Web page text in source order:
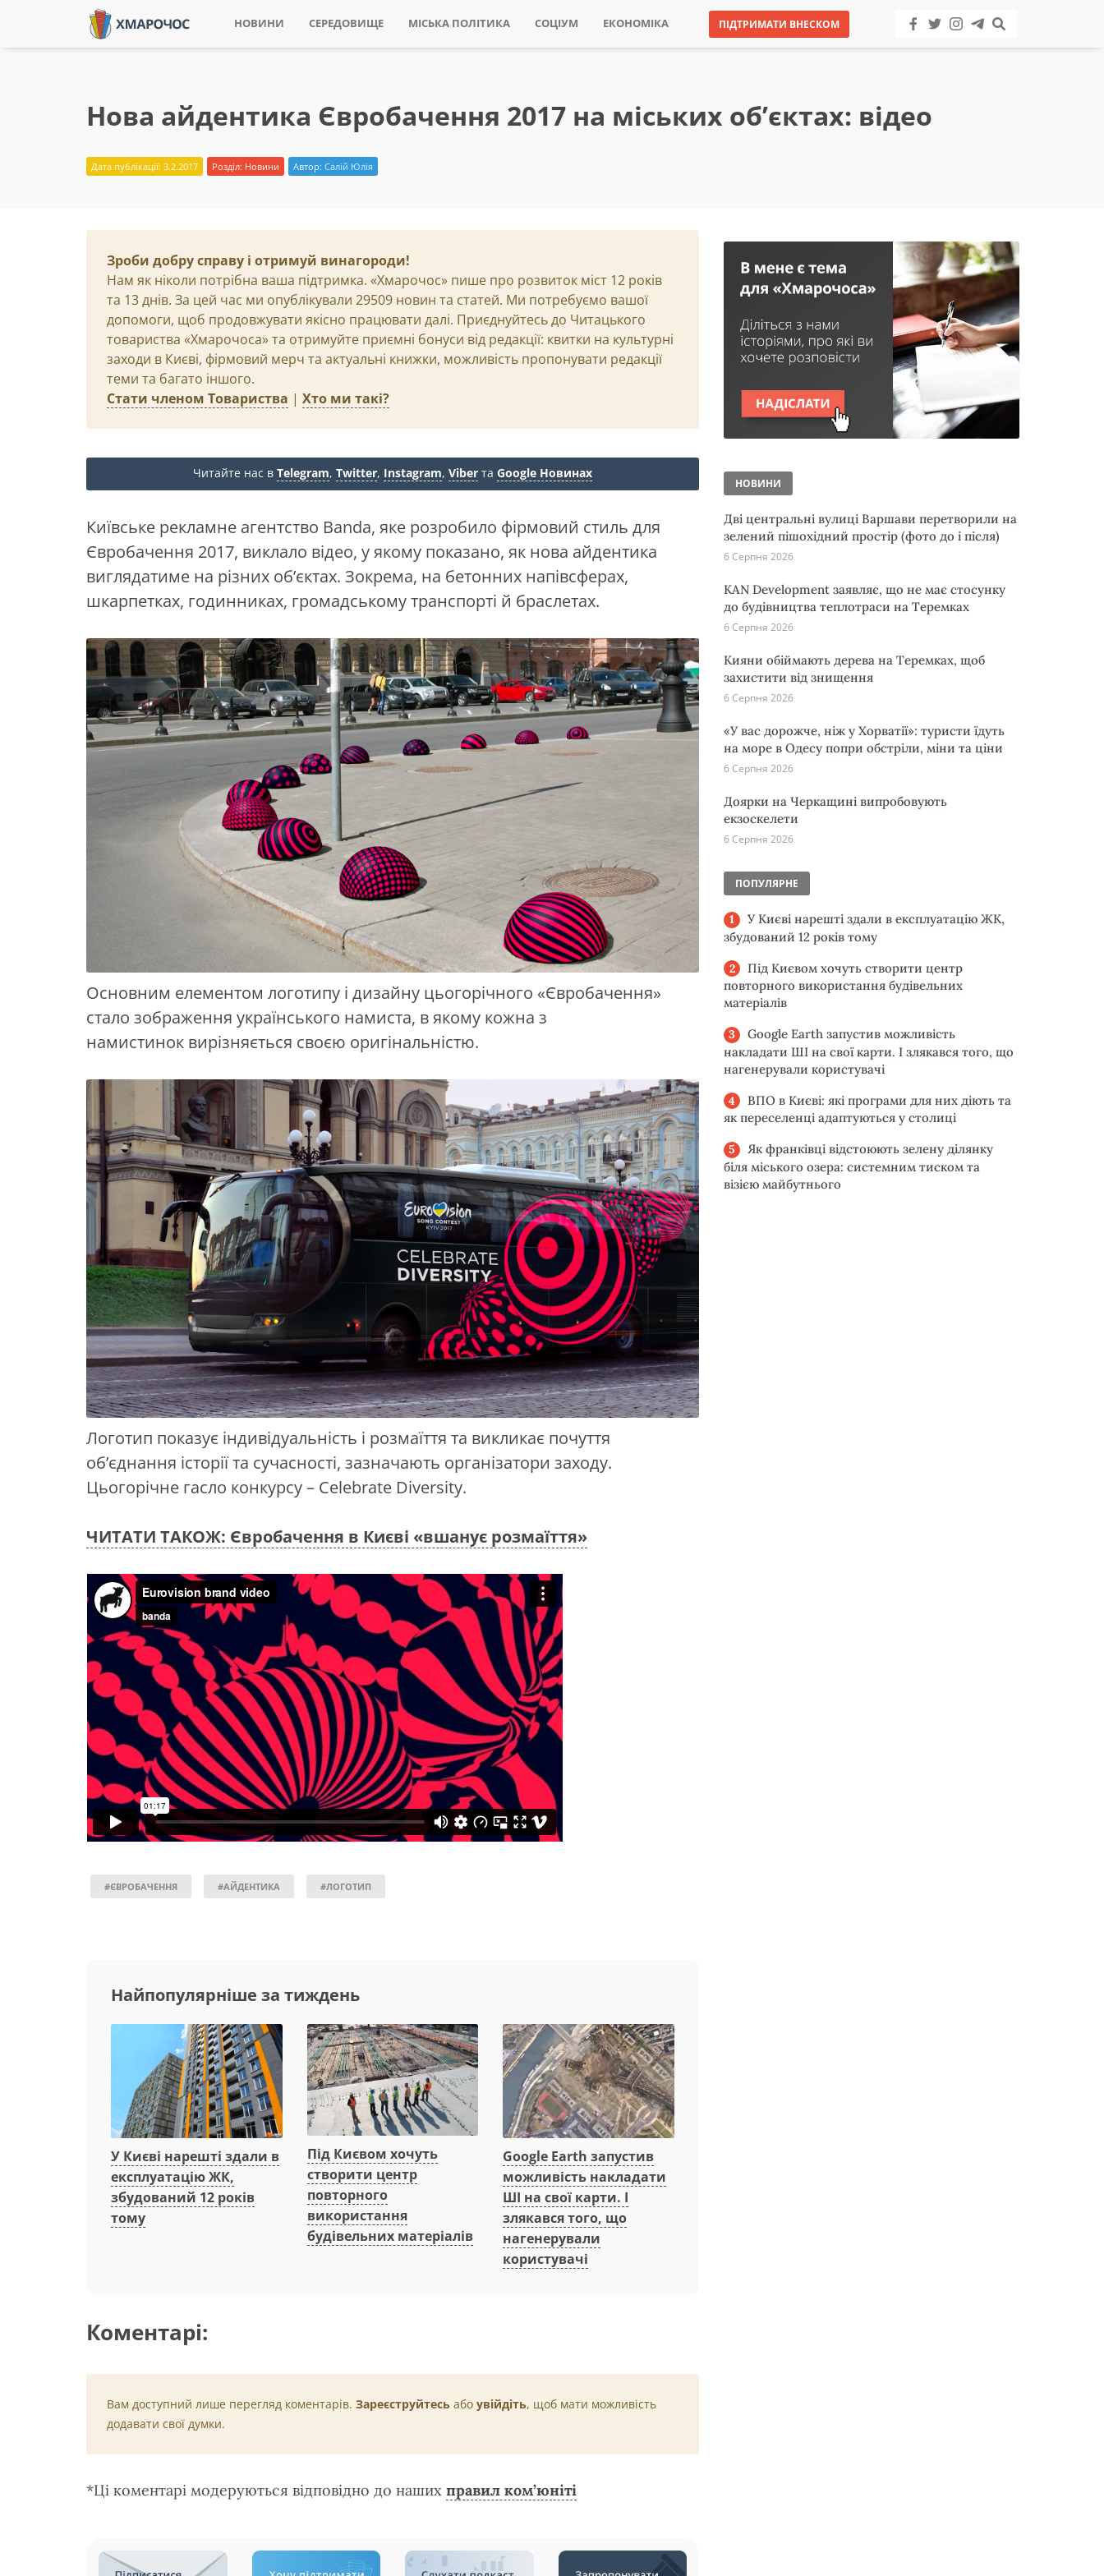
НОВИНИ СЕРЕДОВИЩЕ МІСЬКА ПОЛІТИКА СОЦІУМ ЕКОНОМІКА ПІДТРИМАТИ ВНЕСКОМ
Нова айдентика Євробачення 2017 на міських об’єктах: відео
Дата публікації: 3.2.2017 Розділ: Новини Автор: Салій Юлія
Зроби добру справу і отримуй винагороди!
Нам як ніколи потрібна ваша підтримка. «Хмарочос» пише про розвиток міст 12 років
та 13 днів. За цей час ми опублікували 29509 новин та статей. Ми потребуємо вашої
допомоги, щоб продовжувати якісно працювати далі. Приєднуйтесь до Читацького
товариства «Хмарочоса» та отримуйте приємні бонуси від редакції: квитки на культурні
заходи в Києві, фірмовий мерч та актуальні книжки, можливість пропонувати редакції
теми та багато іншого.
Стати членом Товариства | Хто ми такі?
Читайте нас в Telegram, Twitter, Instagram, Viber та Google Новинах
Київське рекламне агентство Banda, яке розробило фірмовий стиль для
Євробачення 2017, виклало відео, у якому показано, як нова айдентика
виглядатиме на різних об’єктах. Зокрема, на бетонних напівсферах,
шкарпетках, годинниках, громадському транспорті й браслетах.
Основним елементом логотипу і дизайну цьогорічного «Євробачення»
стало зображення українського намиста, в якому кожна з
намистинок вирізняється своєю оригінальністю.
Логотип показує індивідуальність і розмаїття та викликає почуття
об’єднання історії та сучасності, зазначають організатори заходу.
Цьогорічне гасло конкурсу – Celebrate Diversity.
ЧИТАТИ ТАКОЖ: Євробачення в Києві «вшанує розмаїття»
#ЄВРОБАЧЕННЯ #АЙДЕНТИКА #ЛОГОТИП
Найпопулярніше за тиждень
У Києві нарешті здали в
експлуатацію ЖК,
збудований 12 років
тому
Під Києвом хочуть
створити центр
повторного
використання
будівельних матеріалів
Google Earth запустив
можливість накладати
ШІ на свої карти. І
злякався того, що
нагенерували
користувачі
Коментарі:
Вам доступний лише перегляд коментарів. Зареєструйтесь або увійдіть, щоб мати можливість
додавати свої думки.
*Ці коментарі модеруються відповідно до наших правил ком’юніті
НОВИНИ
Дві центральні вулиці Варшави перетворили на
зелений пішохідний простір (фото до і після)
6 Серпня 2026
KAN Development заявляє, що не має стосунку
до будівництва теплотраси на Теремках
6 Серпня 2026
Кияни обіймають дерева на Теремках, щоб
захистити від знищення
6 Серпня 2026
«У вас дорожче, ніж у Хорватії»: туристи їдуть
на море в Одесу попри обстріли, міни та ціни
6 Серпня 2026
Доярки на Черкащині випробовують
екзоскелети
6 Серпня 2026
ПОПУЛЯРНЕ
У Києві нарешті здали в експлуатацію ЖК,
збудований 12 років тому
Під Києвом хочуть створити центр
повторного використання будівельних
матеріалів
Google Earth запустив можливість
накладати ШІ на свої карти. І злякався того, що
нагенерували користувачі
ВПО в Києві: які програми для них діють та
як переселенці адаптуються у столиці
Як франківці відстоюють зелену ділянку
біля міського озера: системним тиском та
візією майбутнього